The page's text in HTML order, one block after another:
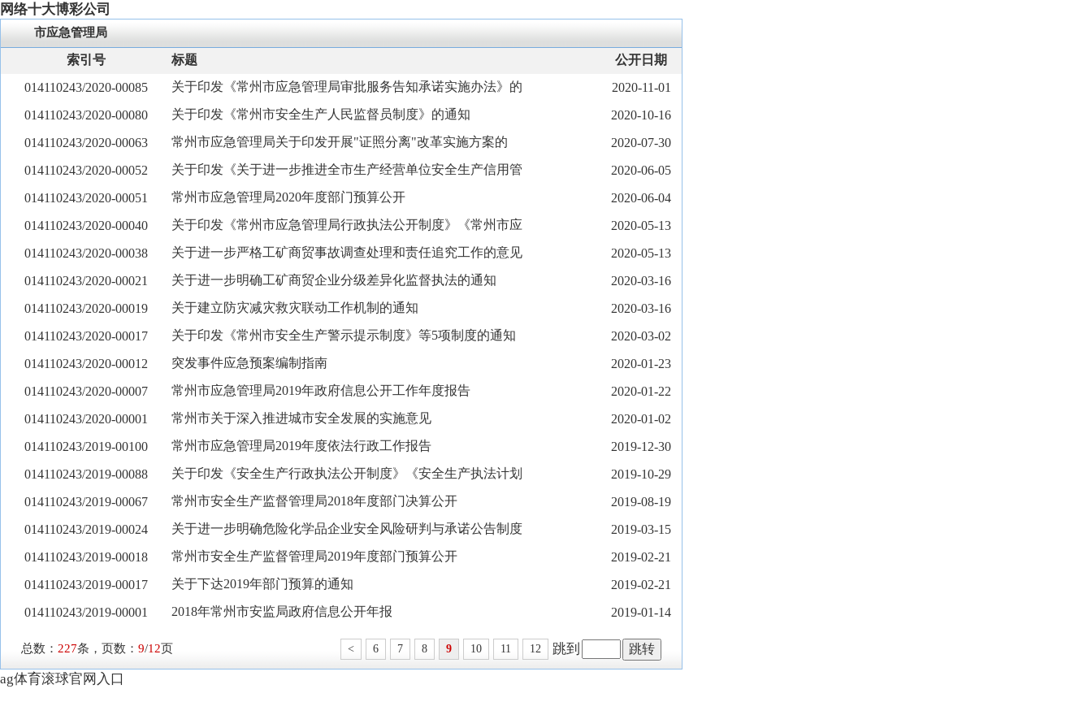
网络十大博彩公司
市应急管理局
索引号 标题
公开日期
014110243/2020-00085
关于印发《常州市应急管理局审批服务告知承诺实施办法》的
2020-11-01
014110243/2020-00080
关于印发《常州市安全生产人民监督员制度》的通知
2020-10-16
014110243/2020-00063
常州市应急管理局关于印发开展"证照分离"改革实施方案的
2020-07-30
014110243/2020-00052
关于印发《关于进一步推进全市生产经营单位安全生产信用管
2020-06-05
014110243/2020-00051
常州市应急管理局2020年度部门预算公开
2020-06-04
014110243/2020-00040
关于印发《常州市应急管理局行政执法公开制度》《常州市应
2020-05-13
014110243/2020-00038
关于进一步严格工矿商贸事故调查处理和责任追究工作的意见
2020-05-13
014110243/2020-00021
关于进一步明确工矿商贸企业分级差异化监督执法的通知
2020-03-16
014110243/2020-00019
关于建立防灾减灾救灾联动工作机制的通知
2020-03-16
014110243/2020-00017
关于印发《常州市安全生产警示提示制度》等5项制度的通知
2020-03-02
014110243/2020-00012
突发事件应急预案编制指南
2020-01-23
014110243/2020-00007
常州市应急管理局2019年政府信息公开工作年度报告
2020-01-22
014110243/2020-00001
常州市关于深入推进城市安全发展的实施意见
2020-01-02
014110243/2019-00100
常州市应急管理局2019年度依法行政工作报告
2019-12-30
014110243/2019-00088
关于印发《安全生产行政执法公开制度》《安全生产执法计划
2019-10-29
014110243/2019-00067
常州市安全生产监督管理局2018年度部门决算公开
2019-08-19
014110243/2019-00024
关于进一步明确危险化学品企业安全风险研判与承诺公告制度
2019-03-15
014110243/2019-00018
常州市安全生产监督管理局2019年度部门预算公开
2019-02-21
014110243/2019-00017
关于下达2019年部门预算的通知
2019-02-21
014110243/2019-00001
2018年常州市安监局政府信息公开年报 2019-01-14
总数： 227条，页数： 9/12页 < 6 7 8 9 10 11 12
跳到
ag体育滚球官网入口